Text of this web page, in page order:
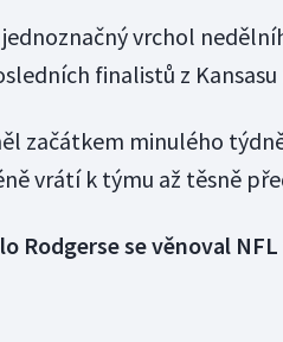
vrchol
finalistů z
začátkem minulého
vrátí k týmu až těsně
Rodgerse se věnoval